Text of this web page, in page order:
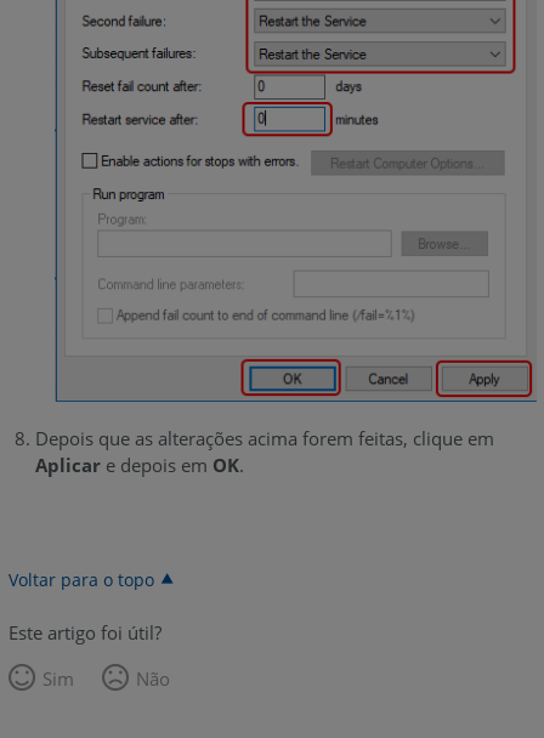
Depois que as alterações acima forem feitas, clique em
Aplicare depois em OK.
Voltar para o topo
Este artigo foi útil?
Sim
Não